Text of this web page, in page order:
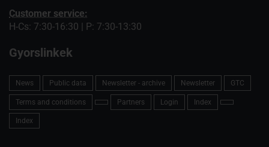
Customer service:
H-Cs: 7:30-16:30 | P: 7:30-13:30
Gyorslinkek
News Public data Newsletter - archive Newsletter GTC
Terms and conditions Partners Login Index
Index